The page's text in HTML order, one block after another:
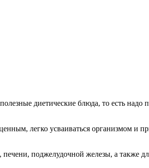
диетические блюда, то есть надо
легко усваиваться организмом и
поджелудочной железы, а также